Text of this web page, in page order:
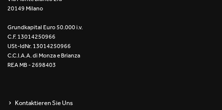
Re Low LED
Roll IOS
Unit 1X
Unit Channel
20149 Milano
Grundkapital Euro 50.000 i.v.
C.F. 13014250966
USt-IdNr. 13014250966
C.C.I.A.A. di Monza e Brianza
REA MB - 2698403
Kontaktieren Sie Uns